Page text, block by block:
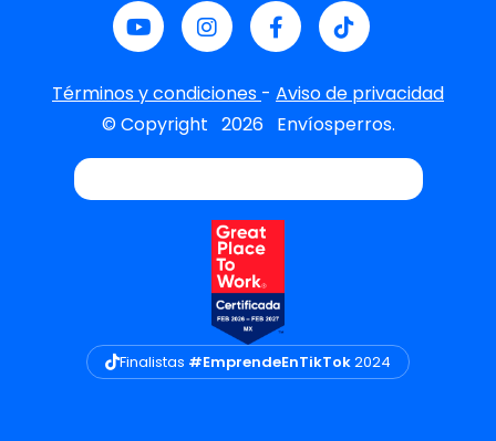
Términos y condiciones - Aviso de privacidad
© Copyright 2026 Envíosperros.
Finalistas #EmprendeEnTikTok2024